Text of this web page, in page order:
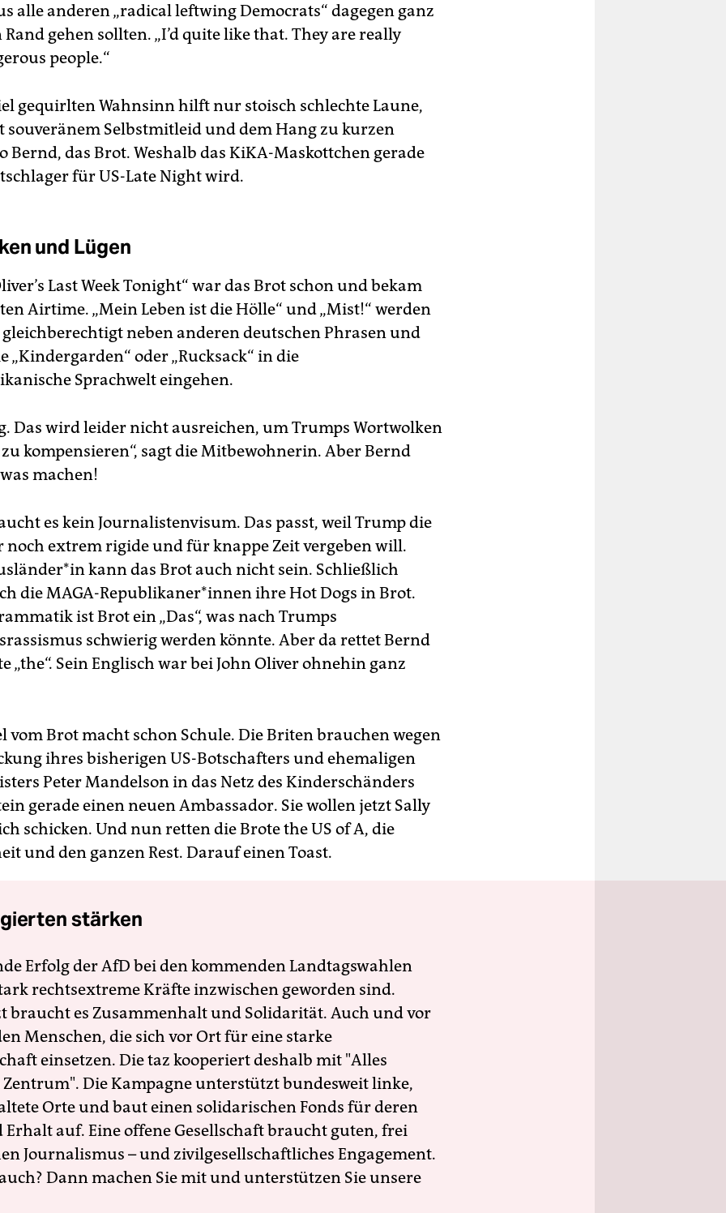
alle anderen „radical leftwing Democrats“ dagegen ganz
gehen sollten. „I’d quite like that. They are really
people.“
gequirlten Wahnsinn hilft nur stoisch schlechte Laune,
souveränem Selbstmitleid und dem Hang zu kurzen
Bernd, das Brot. Weshalb das KiKA-Maskottchen gerade
für US-Late Night wird.
und Lügen
Last Week Tonight“ war das Brot schon und bekam
Airtime. „Mein Leben ist die Hölle“ und „Mist!“ werden
neben anderen deutschen Phrasen und
„Kindergarden“ oder „Rucksack“ in die
Sprachwelt eingehen.
Das wird leider nicht ausreichen, um Trumps Wortwolken
kompensieren“, sagt die Mitbewohnerin. Aber Bernd
machen!
es kein Journalistenvisum. Das passt, weil Trump die
noch extrem rigide und für knappe Zeit vergeben will.
kann das Brot auch nicht sein. Schließlich
die MAGA-Republikaner*innen ihre Hot Dogs in Brot.
ist Brot ein „Das“, was nach Trumps
schwierig werden könnte. Aber da rettet Bernd
„the“. Sein Englisch war bei John Oliver ohnehin ganz
vom Brot macht schon Schule. Die Briten brauchen wegen
ihres bisherigen US-Botschafters und ehemaligen
Peter Mandelson in das Netz des Kinderschänders
gerade einen neuen Ambassador. Sie wollen jetzt Sally
schicken. Und nun retten die Brote the US of A, die
und den ganzen Rest. Darauf einen Toast.
stärken
Erfolg der AfD bei den kommenden Landtagswahlen
rechtsextreme Kräfte inzwischen geworden sind.
braucht es Zusammenhalt und Solidarität. Auch und vor
Menschen, die sich vor Ort für eine starke
einsetzen. Die taz kooperiert deshalb mit "Alles
Die Kampagne unterstützt bundesweit linke,
Orte und baut einen solidarischen Fonds für deren
Erhalt auf. Eine offene Gesellschaft braucht guten, frei
Journalismus – und zivilgesellschaftliches Engagement.
Dann machen Sie mit und unterstützen Sie unsere